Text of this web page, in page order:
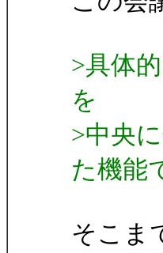
>具体
を
>中央
た機能
そこま